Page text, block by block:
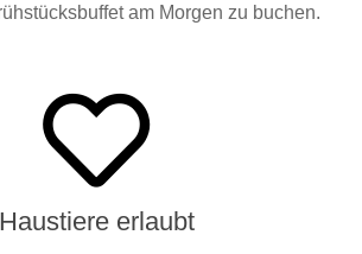
am Morgen zu buchen.
Haustiere erlaubt